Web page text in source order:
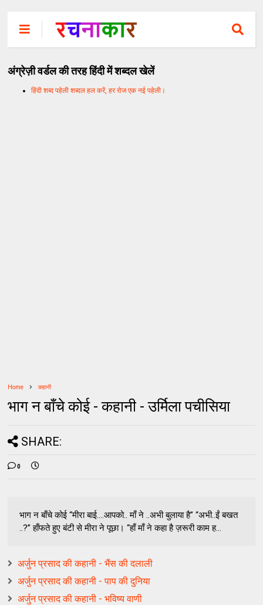
अंग्रेज़ी वर्डल की तरह हिंदी में शब्दल खेलें
हिंदी शब्द पहेली शब्दल हल करें, हर रोज एक नई पहेली।
Home कहानी
भाग न बाँचे कोई - कहानी - उर्मिला पचीसिया
SHARE:
0
भाग न बाँचे कोई “मीरा बाई….आपको.. माँ ने ..अभी बुलाया है” “अभी..ईं बखत
..?” हाँफते हुए बंटी से मीरा ने पूछा। “हाँ माँ ने कहा है ज़रूरी काम ह...
अर्जुन प्रसाद की कहानी - भैंस की दलाली
अर्जुन प्रसाद की कहानी - पाप की दुनिया
अर्जुन प्रसाद की कहानी - भविष्य वाणी